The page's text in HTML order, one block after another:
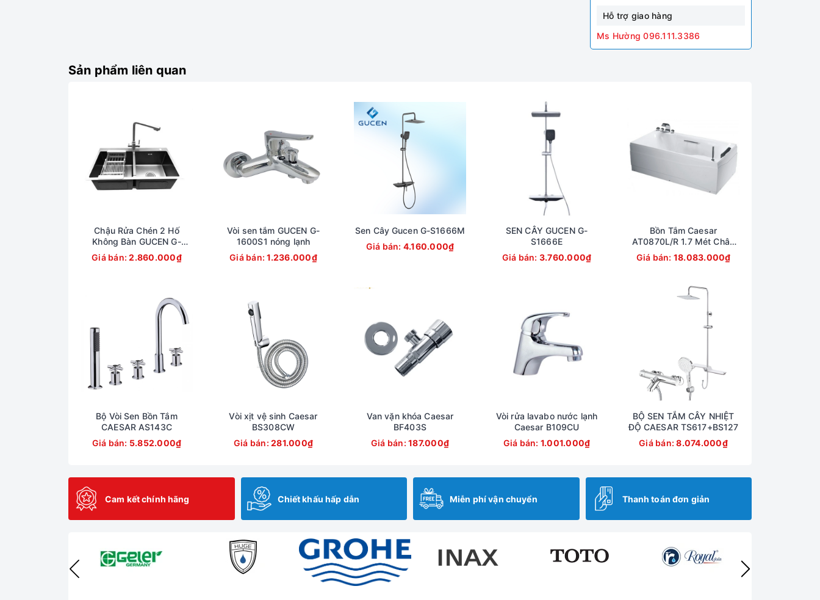
Hỗ trợ giao hàng
Ms Hường 096.111.3386
Sản phẩm liên quan
Chậu Rửa Chén 2 Hố
Không Bàn GUCEN G-
1200GB3
Giá bán:2.860.000₫
Vòi sen tắm GUCEN G-
1600S1 nóng lạnh
Giá bán:1.236.000₫
Sen Cây Gucen G-S1666M
Giá bán: 4.160.000₫
SEN CÂY GUCEN G-
S1666E
Giá bán: 3.760.000₫
Bồn Tắm Caesar
AT0870L/R 1.7 Mét Chân
Yếm
Giá bán: 18.083.000₫
Bộ Vòi Sen Bồn Tắm
CAESAR AS143C
Giá bán: 5.852.000₫
Vòi xịt vệ sinh Caesar
BS308CW
Giá bán:281.000₫
Van vặn khóa Caesar
BF403S
Giá bán:187.000₫
Vòi rửa lavabo nước lạnh
Caesar B109CU
Giá bán: 1.001.000₫
BỘ SEN TẮM CÂY NHIỆT
ĐỘ CAESAR TS617+BS127
Giá bán:8.074.000₫
Cam kết chính hãng Chiết khấu hấp dẫn Miễn phí vận chuyển Thanh toán đơn giản